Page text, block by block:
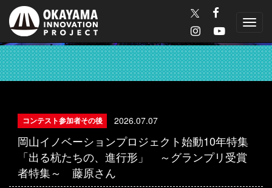
コンテスト参加者その後 2026.07.07
岡山イノベーションプロジェクト始動10年特集
「出る杭たちの、進行形」 ～グランプリ受賞
者特集～ 藤原さん